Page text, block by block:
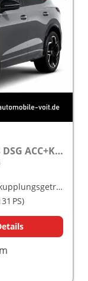
Trend Limited 1.5 eTSI ACT 130PS DSG ACC+KAMERA+APP+KLIMA+LED+17" LM frei konfigurierbar!
Doppelkupplungsgetriebe (DSG)
PS)